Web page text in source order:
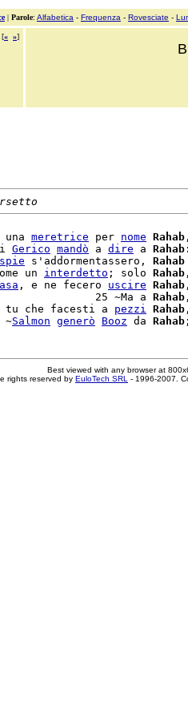
| Parole: Alfabetica - Frequenza - Rovesciate -
[« »]
meretrice per nome Rahab
Gerico mandò a dire a Rahab
spie s'addormentassero, Rahab
un interdetto ; solo Rahab
, e ne fecero uscire Rahab
25 ~Ma a Rahab
tu che facesti a
pezzi Rahab
~
Salmon generò Booz da Rahab
Best viewed with any browser at
rights reserved by EuloTech SRL - 1996-2007.